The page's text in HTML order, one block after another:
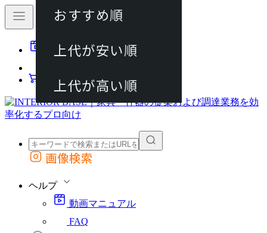
動画マニュアル
カート
外部サイトの商品をカートに追加
画像検索
ヘルプ
動画マニュアル
FAQ
おすすめ順
上代が安い順
上代が高い順